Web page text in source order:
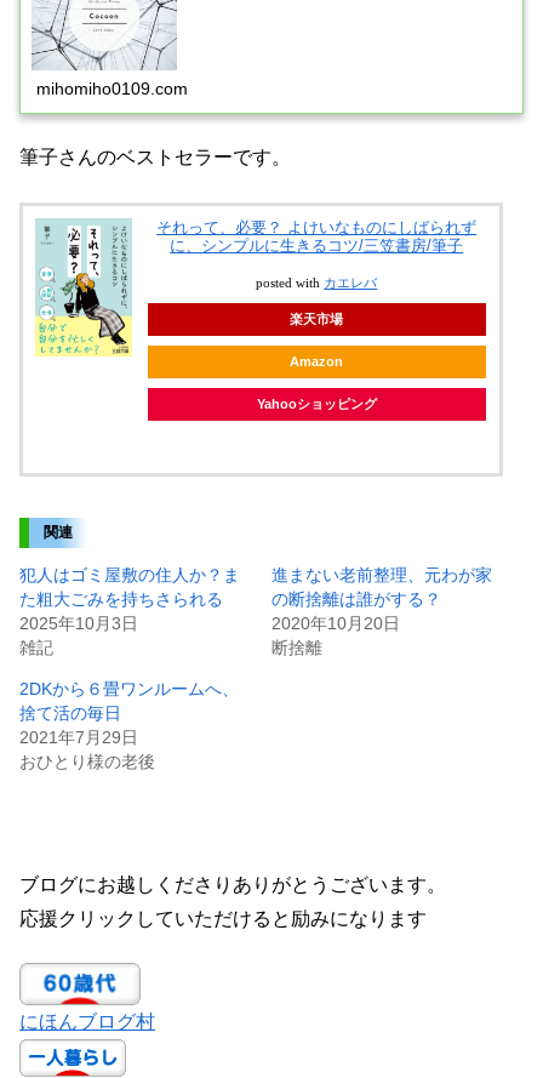
mihomiho0109.com
筆子さんのベストセラーです。
それって、必要？ よけいなものにしばられず
に、シンプルに生きるコツ/三笠書房/筆子
posted with カエレバ
楽天市場
Amazon
Yahooショッピング
関連
犯人はゴミ屋敷の住人か？ま
た粗大ごみを持ちさられる
2025年10月3日
雑記
進まない老前整理、元わが家
の断捨離は誰がする？
2020年10月20日
断捨離
2DKから６畳ワンルームへ、
捨て活の毎日
2021年7月29日
おひとり様の老後
ブログにお越しくださりありがとうございます。
応援クリックしていただけると励みになります
にほんブログ村